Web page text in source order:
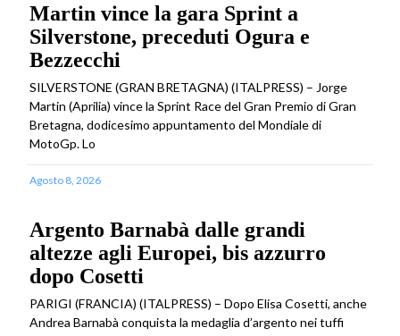
Martin vince la gara Sprint a
Silverstone, preceduti Ogura e
Bezzecchi
SILVERSTONE (GRAN BRETAGNA) (ITALPRESS) – Jorge
Martin (Aprilia) vince la Sprint Race del Gran Premio di Gran
Bretagna, dodicesimo appuntamento del Mondiale di
MotoGp. Lo
Agosto 8, 2026
Argento Barnabà dalle grandi
altezze agli Europei, bis azzurro
dopo Cosetti
PARIGI (FRANCIA) (ITALPRESS) – Dopo Elisa Cosetti, anche
Andrea Barnabà conquista la medaglia d’argento nei tuffi